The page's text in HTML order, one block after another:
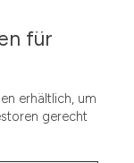
für
erhältlich, um
gerecht